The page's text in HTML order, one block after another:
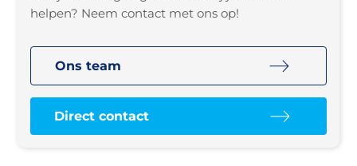
helpen? Neem contact met ons op!
Ons team
Direct contact